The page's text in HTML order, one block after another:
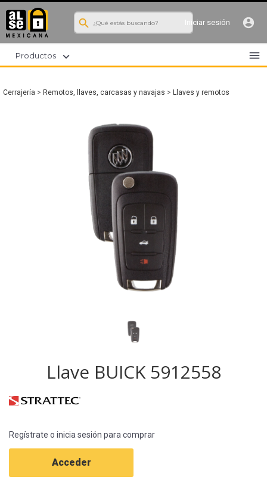
search Iniciar sesión account_circle
menu
Productos expand_more
Cerrajería > Remotos, llaves, carcasas y navajas > Llaves y remotos
Llave BUICK 5912558
Regístrate o inicia sesión para comprar
Acceder